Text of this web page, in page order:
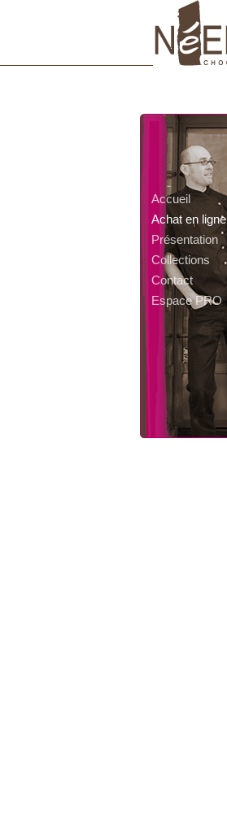
Accueil
Achat en ligne
Présentation
Collections
Contact
Espace PRO